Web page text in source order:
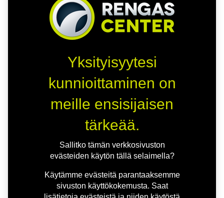
Yksityisyytesi
kunnioittaminen on
meille ensisijaisen
tärkeää.
Sallitko tämän verkkosivuston
evästeiden käytön tällä selaimella?
Käytämme evästeitä parantaaksemme
sivuston käyttökokemusta. Saat